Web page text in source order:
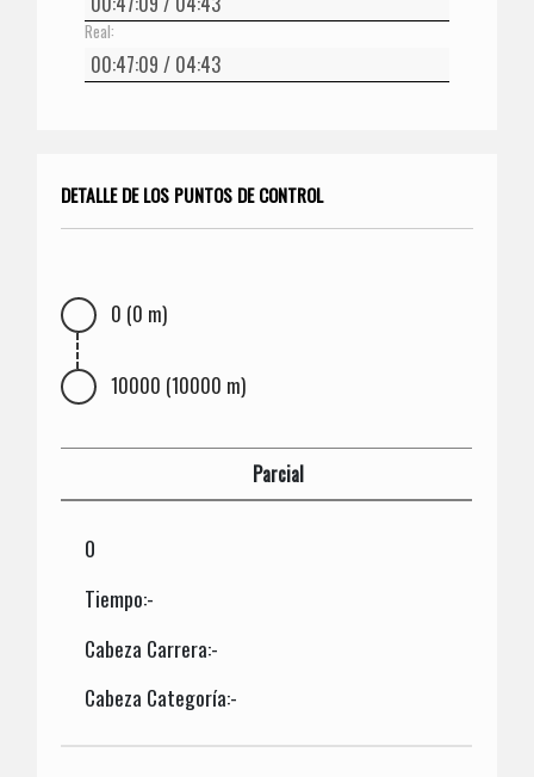
Real:
DETALLE DE LOS PUNTOS DE CONTROL
0 (0 m)
10000 (10000 m)
Parcial
0
Tiempo:-
Cabeza Carrera:-
Cabeza Categoría:-